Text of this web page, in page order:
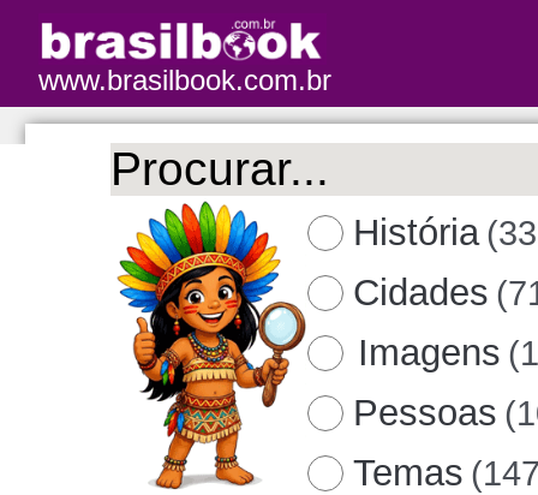
www.brasilbook.com.br
História
Cidades
Imagens
Pessoas
Temas